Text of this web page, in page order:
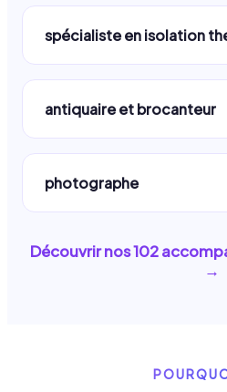
spécialiste en isolation
antiquaire et brocanteur
photographe
Découvrir nos102
→